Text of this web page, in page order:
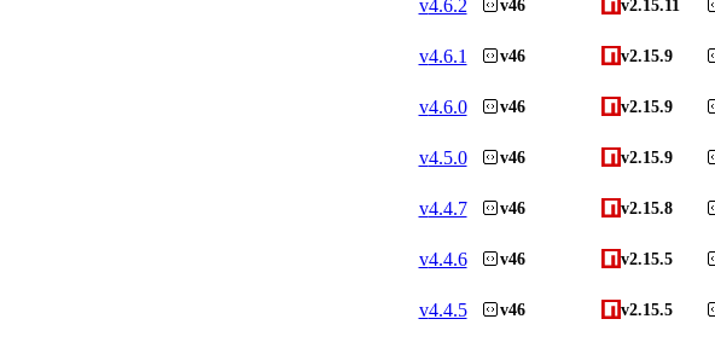
v4.6.2 v46 v2.15.11
v4.6.1 v46 v2.15.9
v4.6.0 v46 v2.15.9
v4.5.0 v46 v2.15.9
v4.4.7 v46 v2.15.8
v4.4.6 v46 v2.15.5
v4.4.5 v46 v2.15.5